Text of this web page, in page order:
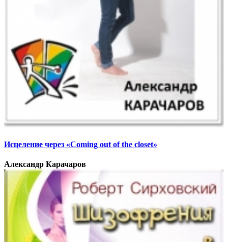
Исцеление через «Сoming out of the closet»
Александр Карачаров